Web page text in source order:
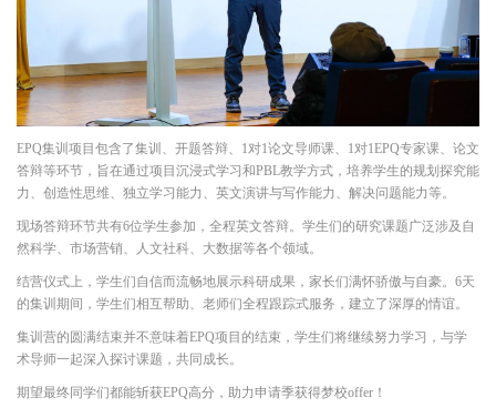
EPQ集训项目包含了集训、开题答辩、1对1论文导师课、1对1EPQ专家课、论文
答辩等环节，旨在通过项目沉浸式学习和PBL教学方式，培养学生的规划探究能
力、创造性思维、独立学习能力、英文演讲与写作能力、解决问题能力等。
现场答辩环节共有6位学生参加，全程英文答辩。学生们的研究课题广泛涉及自
然科学、市场营销、人文社科、大数据等各个领域。
结营仪式上，学生们自信而流畅地展示科研成果，家长们满怀骄傲与自豪。6天
的集训期间，学生们相互帮助、老师们全程跟踪式服务，建立了深厚的情谊。
集训营的圆满结束并不意味着EPQ项目的结束，学生们将继续努力学习，与学
术导师一起深入探讨课题，共同成长。
期望最终同学们都能斩获EPQ高分，助力申请季获得梦校offer！